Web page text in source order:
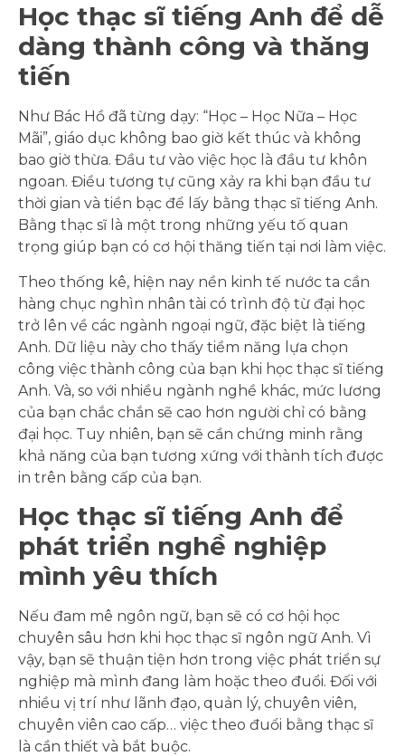
Học thạc sĩ tiếng Anh để dễ
dàng thành công và thăng
tiến
Như Bác Hồ đã từng dạy: “Học – Học Nữa – Học
Mãi”, giáo dục không bao giờ kết thúc và không
bao giờ thừa. Đầu tư vào việc học là đầu tư khôn
ngoan. Điều tương tự cũng xảy ra khi bạn đầu tư
thời gian và tiền bạc để lấy bằng thạc sĩ tiếng Anh.
Bằng thạc sĩ là một trong những yếu tố quan
trọng giúp bạn có cơ hội thăng tiến tại nơi làm việc.
Theo thống kê, hiện nay nền kinh tế nước ta cần
hàng chục nghìn nhân tài có trình độ từ đại học
trở lên về các ngành ngoại ngữ, đặc biệt là tiếng
Anh. Dữ liệu này cho thấy tiềm năng lựa chọn
công việc thành công của bạn khi học thạc sĩ tiếng
Anh. Và, so với nhiều ngành nghề khác, mức lương
của bạn chắc chắn sẽ cao hơn người chỉ có bằng
đại học. Tuy nhiên, bạn sẽ cần chứng minh rằng
khả năng của bạn tương xứng với thành tích được
in trên bằng cấp của bạn.
Học thạc sĩ tiếng Anh để
phát triển nghề nghiệp
mình yêu thích
Nếu đam mê ngôn ngữ, bạn sẽ có cơ hội học
chuyên sâu hơn khi học thạc sĩ ngôn ngữ Anh. Vì
vậy, bạn sẽ thuận tiện hơn trong việc phát triển sự
nghiệp mà mình đang làm hoặc theo đuổi. Đối với
nhiều vị trí như lãnh đạo, quản lý, chuyên viên,
chuyên viên cao cấp… việc theo đuổi bằng thạc sĩ
là cần thiết và bắt buộc.